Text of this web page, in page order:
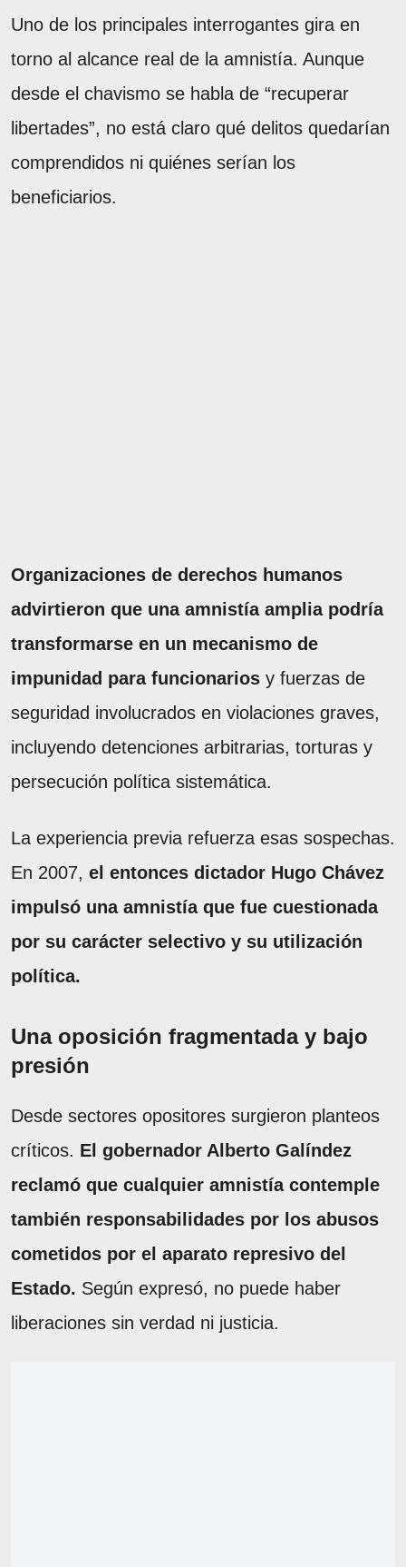
Uno de los principales interrogantes gira en
torno al alcance real de la amnistía. Aunque
desde el chavismo se habla de “recuperar
libertades”, no está claro qué delitos quedarían
comprendidos ni quiénes serían los
beneficiarios.
Organizaciones de derechos humanos
advirtieron que una amnistía amplia podría
transformarse en un mecanismo de
impunidad para funcionarios y fuerzas de
seguridad involucrados en violaciones graves,
incluyendo detenciones arbitrarias, torturas y
persecución política sistemática.
La experiencia previa refuerza esas sospechas.
En 2007, el entonces dictador Hugo Chávez
impulsó una amnistía que fue cuestionada
por su carácter selectivo y su utilización
política.
Una oposición fragmentada y bajo
presión
Desde sectores opositores surgieron planteos
críticos. El gobernador Alberto Galíndez
reclamó que cualquier amnistía contemple
también responsabilidades por los abusos
cometidos por el aparato represivo del
Estado. Según expresó, no puede haber
liberaciones sin verdad ni justicia.